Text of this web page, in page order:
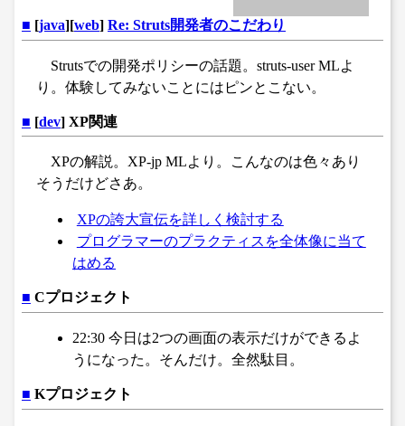
■ [java][web] Re: Struts開発者のこだわり
Strutsでの開発ポリシーの話題。struts-user MLよ
り。体験してみないことにはピンとこない。
■ [dev] XP関連
XPの解説。XP-jp MLより。こんなのは色々あり
そうだけどさあ。
XPの誇大宣伝を詳しく検討する
プログラマーのプラクティスを全体像に当て
はめる
■ Cプロジェクト
22:30 今日は2つの画面の表示だけができるよ
うになった。そんだけ。全然駄目。
■ Kプロジェクト